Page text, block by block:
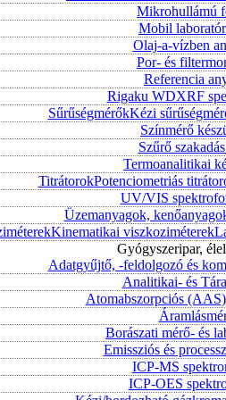
Mikrohullámú
Mobil
Olaj-a-vízben
Por- és
Referencia
Rigaku WDXRF
SűrűségmérőkKézi
Színmérő
Szűrő
Termoanalitikai
TitrátorokPotenciometriás
UV/VIS
Üzemanyagok,
Kinematikai viszkoziméterek
Gyógyszeripar,
Adatgyűjtő, -feldolgozó és
Analitikai- és
Atomabszorpciós
Borászati mérő- és
Emissziós és
ICP-MS
ICP-OES